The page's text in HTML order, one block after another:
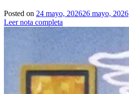
Posted on 24 mayo, 202626 mayo, 2026
Leer nota completa